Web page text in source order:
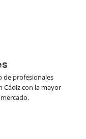
de profesionales
Cádiz con la mayor